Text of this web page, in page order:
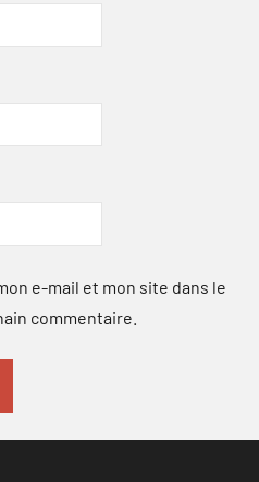
e-mail et mon site dans le
commentaire.